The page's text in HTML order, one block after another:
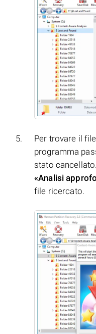
Per trovare il
programma
stato
«Analisi
file ricercato.